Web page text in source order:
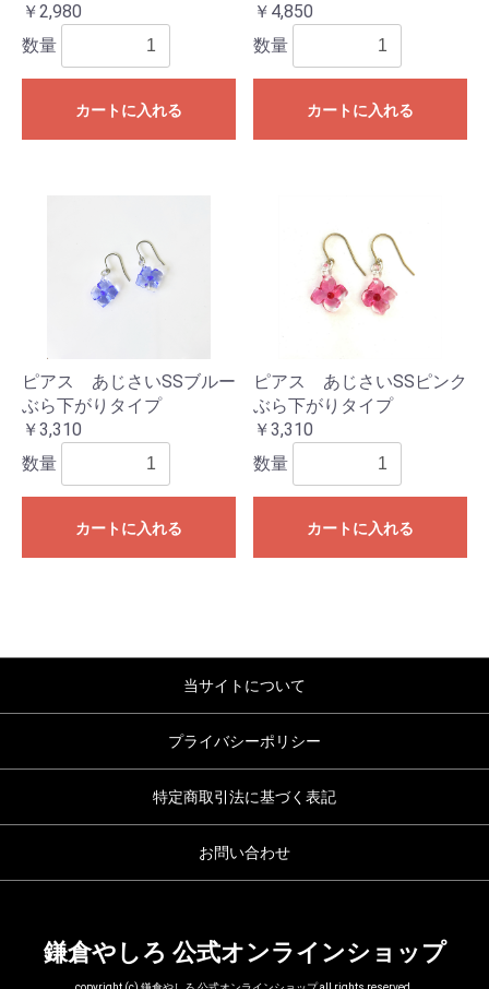
￥2,980
数量
カートに入れる
￥4,850
数量
カートに入れる
ピアス あじさいSSブルー
ぶら下がりタイプ
￥3,310
数量
カートに入れる
ピアス あじさいSSピンク
ぶら下がりタイプ
￥3,310
数量
カートに入れる
当サイトについて
プライバシーポリシー
特定商取引法に基づく表記
お問い合わせ
鎌倉やしろ 公式オンラインショップ